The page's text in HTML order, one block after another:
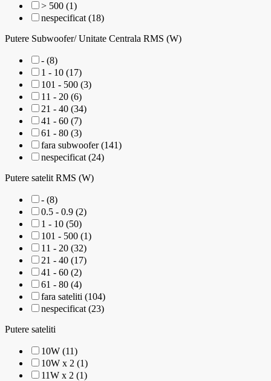
> 500 (1)
nespecificat (18)
Putere Subwoofer/ Unitate Centrala RMS (W)
- (8)
1 - 10 (17)
101 - 500 (3)
11 - 20 (6)
21 - 40 (34)
41 - 60 (7)
61 - 80 (3)
fara subwoofer (141)
nespecificat (24)
Putere satelit RMS (W)
- (8)
0.5 - 0.9 (2)
1 - 10 (50)
101 - 500 (1)
11 - 20 (32)
21 - 40 (17)
41 - 60 (2)
61 - 80 (4)
fara sateliti (104)
nespecificat (23)
Putere sateliti
10W (11)
10W x 2 (1)
11W x 2 (1)